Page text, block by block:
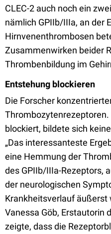
CLEC-2 auch noch ein
nämlich GPIIb/IIIa, an der
Hirnvenenthrombosen
Zusammenwirken beider
Thrombenbildung im
Entstehung blockieren
Die Forscher
Thrombozytenrezeptoren.
blockiert, bildete sich
„Das interessanteste
eine Hemmung der
des GPIIb/IIIa-Rezeptors,
der neurologischen
Krankheitsverlauf äußerst
Vanessa Göb, Erstautorin
zeigte, dass die